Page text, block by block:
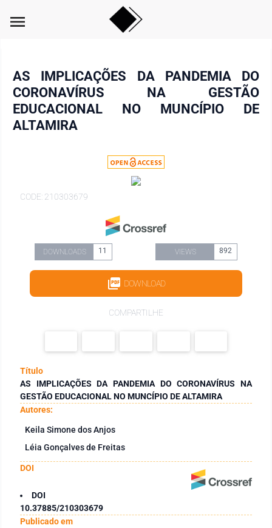
menu
AS IMPLICAÇÕES DA PANDEMIA DO
CORONAVÍRUS NA GESTÃO
EDUCACIONAL NO MUNCÍPIO DE
ALTAMIRA
CODE: 210303679
DOWNLOADS 11 VIEWS 892
DOWNLOAD
COMPARTILHE
Título
AS IMPLICAÇÕES DA PANDEMIA DO CORONAVÍRUS NA
GESTÃO EDUCACIONAL NO MUNCÍPIO DE ALTAMIRA
Autores:
Keila Simone dos Anjos
Léia Gonçalves de Freitas
DOI
DOI
10.37885/210303679
Publicado em